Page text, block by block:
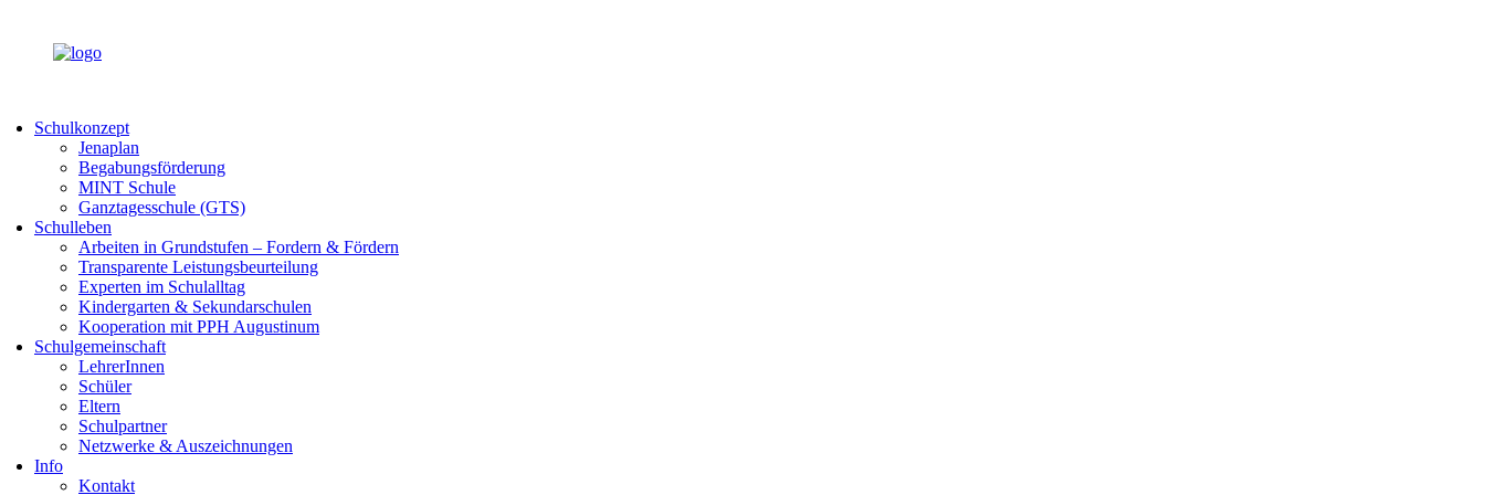
Schulkonzept
Jenaplan
Begabungsförderung
MINT Schule
Ganztagesschule (GTS)
Schulleben
Arbeiten in Grundstufen – Fordern & Fördern
Transparente Leistungsbeurteilung
Experten im Schulalltag
Kindergarten & Sekundarschulen
Kooperation mit PPH Augustinum
Schulgemeinschaft
LehrerInnen
Schüler
Eltern
Schulpartner
Netzwerke & Auszeichnungen
Info
Kontakt